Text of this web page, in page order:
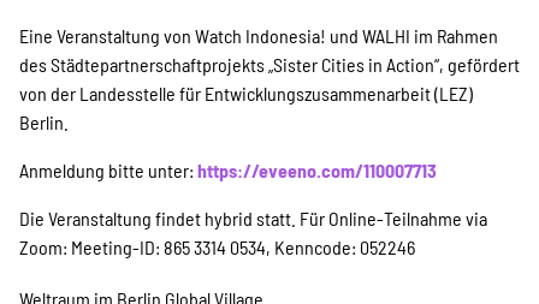
Eine Veranstaltung von Watch Indonesia! und WALHI im Rahmen
des Städtepartnerschaftprojekts „Sister Cities in Action“, gefördert
von der Landesstelle für Entwicklungszusammenarbeit (LEZ)
Berlin.
Anmeldung bitte unter: https://eveeno.com/110007713
Die Veranstaltung findet hybrid statt. Für Online-Teilnahme via
Zoom: Meeting-ID: 865 3314 0534, Kenncode: 052246
Weltraum im Berlin Global Village